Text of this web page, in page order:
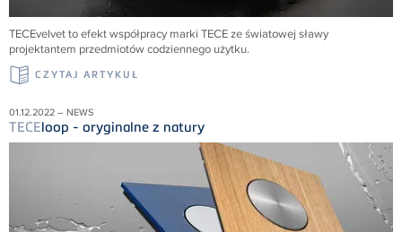
TECEvelvet to efekt współpracy marki TECE ze światowej sławy
projektantem przedmiotów codziennego użytku.
CZYTAJ ARTYKUŁ
01.12.2022 – NEWS
TECEloop - oryginalne z natury